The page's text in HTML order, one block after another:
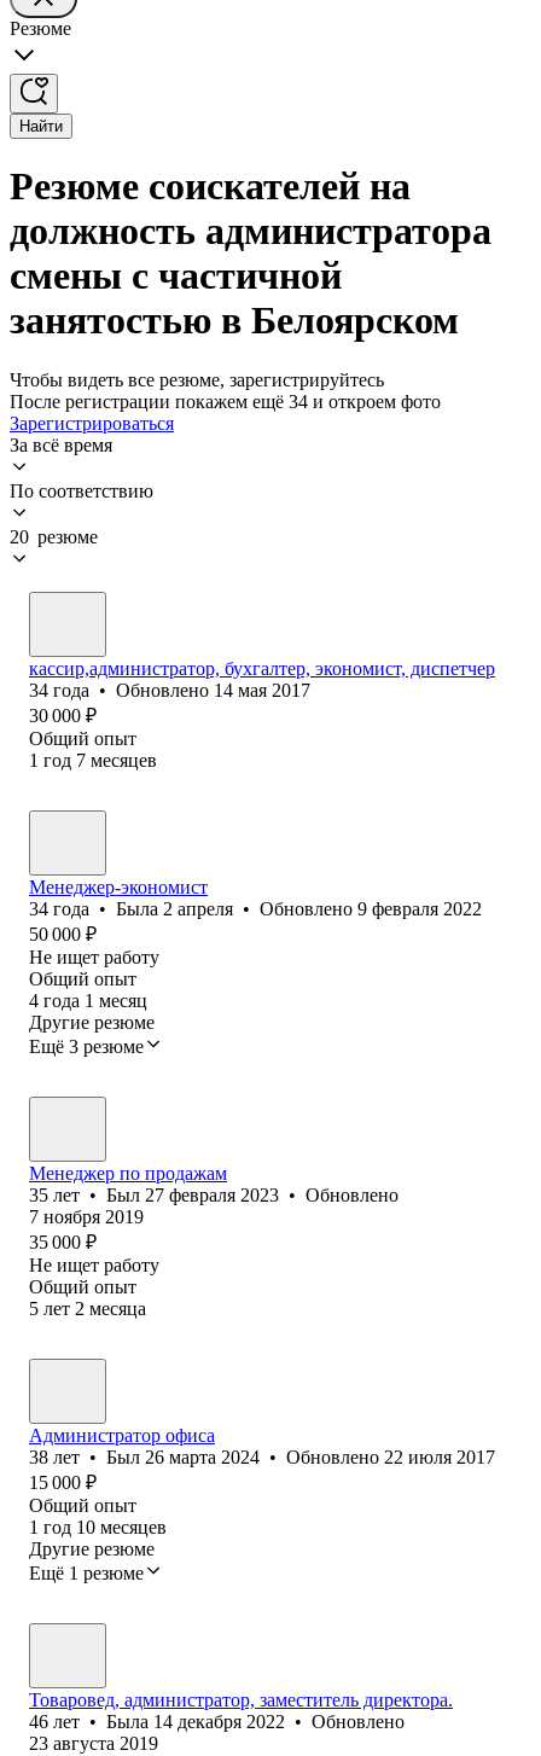
Резюме
Найти
Резюме соискателей на
должность администратора
смены с частичной
занятостью в Белоярском
Чтобы видеть все резюме, зарегистрируйтесь
После регистрации покажем ещё 34 и откроем фото
Зарегистрироваться
За всё время
По соответствию
20 резюме
кассир,администратор, бухгалтер, экономист, диспетчер
34 года • Обновлено 14 мая 2017
30 000 ₽
Общий опыт
1 год 7 месяцев
Менеджер-экономист
34 года • Была 2 апреля • Обновлено 9 февраля 2022
50 000 ₽
Не ищет работу
Общий опыт
4 года 1 месяц
Другие резюме
Ещё 3 резюме
Менеджер по продажам
35 лет • Был 27 февраля 2023 • Обновлено
7 ноября 2019
35 000 ₽
Не ищет работу
Общий опыт
5 лет 2 месяца
Администратор офиса
38 лет • Был 26 марта 2024 • Обновлено 22 июля 2017
15 000 ₽
Общий опыт
1 год 10 месяцев
Другие резюме
Ещё 1 резюме
Товаровед, администратор, заместитель директора.
46 лет • Была 14 декабря 2022 • Обновлено
23 августа 2019